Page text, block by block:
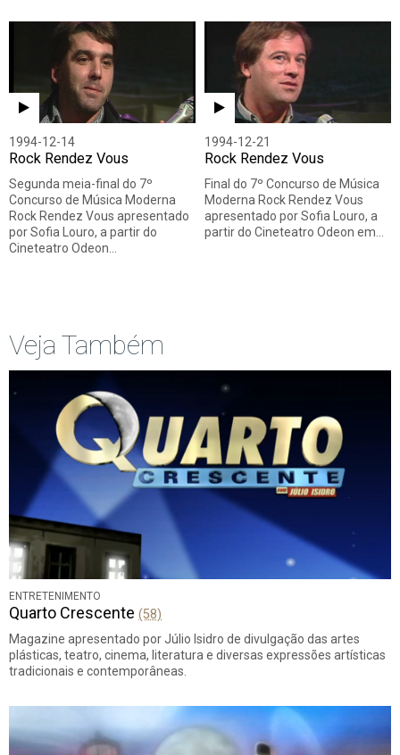
1994-12-14
Rock Rendez Vous
Segunda meia-final do 7º
Concurso de Música Moderna
Rock Rendez Vous apresentado
por Sofia Louro, a partir do
Cineteatro Odeon…
1994-12-21
Rock Rendez Vous
Final do 7º Concurso de Música
Moderna Rock Rendez Vous
apresentado por Sofia Louro, a
partir do Cineteatro Odeon em…
Veja Também
ENTRETENIMENTO
Quarto Crescente (58)
Magazine apresentado por Júlio Isidro de divulgação das artes
plásticas, teatro, cinema, literatura e diversas expressões artísticas
tradicionais e contemporâneas.